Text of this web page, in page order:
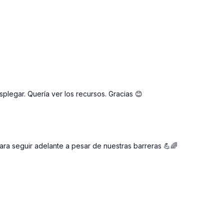
Quería ver los recursos. Gracias 😊
seguir adelante a pesar de nuestras barreras 💪🌈